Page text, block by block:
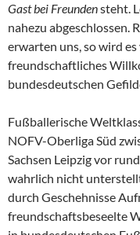
Gast bei Freundensteht.
nahezu abgeschlossen.
erwarten uns, so wird
freundschaftliches
bundesdeutschen
Fußballerische
NOFV-Oberliga Süd
Sachsen Leipzig vor
wahrlich nicht
durch Geschehnisse
freundschaftsbeseelte